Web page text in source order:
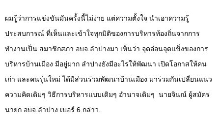
ผมรู้ว่าการแข่งขันมันครั้งนี้ไม่ง่าย แต่ความตั้งใจ นำเอาความรู้
ประสบการณ์ ที่เห็นและเข้าใจทุกมิติของการบริหารท้องถิ่นจากการ
ทำงานเป็น สมาชิกสภา อบจ.ลำปางมา เห็นว่า จุดอ่อนจุดแข็งของการ
บริหารบ้านเมือง มีอยู่มาก ลำปางยังมีอะไรให้พัฒนา เปิดโอกาสให้คน
เก่า และคนรุ่นใหม่ ได้มีส่วนร่วมพัฒนาบ้านเมือง มาร่วมกันเปลี่ยนแนว
ความคิดเดิมๆ วิธีการบริหารแบบเดิมๆ อำนาจเดิมๆ นายจินณ์ ผู้สมัคร
นายก อบจ.ลำปาง เบอร์ 6 กล่าว.